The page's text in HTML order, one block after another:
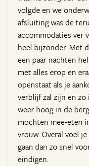
volgde en we
afsluiting was de
accommodaties ver
heel bijzonder. Met
een paar nachten
met alles erop en
openstaat als je
verblijf zal zijn en zo
weer hoog in de
mochten mee-eten
vrouw. Overal voel
gaan dan zo snel
eindigen.